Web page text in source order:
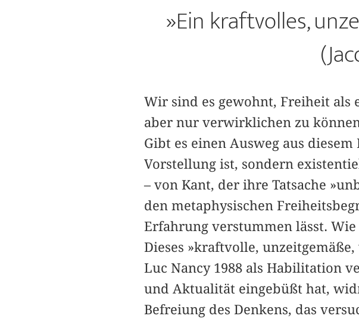
»Ein kraftvolles,
Wir sind es gewohnt, Freiheit als
aber nur verwirklichen zu
Gibt es einen Ausweg aus
Vorstellung ist, sondern
– von Kant, der ihre Tatsache
den metaphysischen
Erfahrung verstummen lässt.
Dieses »kraftvolle,
Luc Nancy 1988 als Habilitation
und Aktualität eingebüßt hat,
Befreiung des Denkens, das